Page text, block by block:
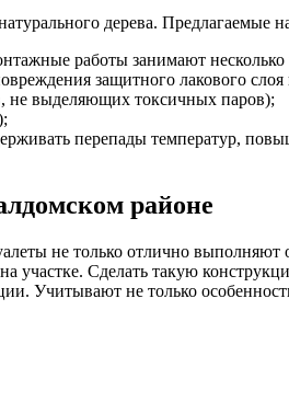
дерева. Предлагаемые
работы занимают несколько
защитного лакового
не выделяющих токсичных паров);
перепады температур,
районе
не только отлично выполняют
участке. Сделать такую
Учитывают не только